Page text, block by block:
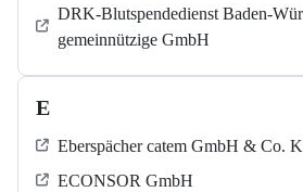
DRK-Blutspendedienst Baden-
gemeinnützige GmbH
E
Eberspächer catem GmbH & Co.
ECONSOR GmbH